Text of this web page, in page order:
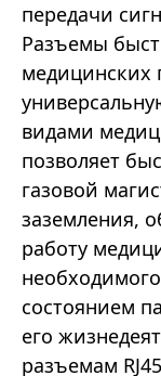
передачи
Разъемы
медицинских
видами
позволяет
газовой
заземления,
работу
состоянием
его
разъемам